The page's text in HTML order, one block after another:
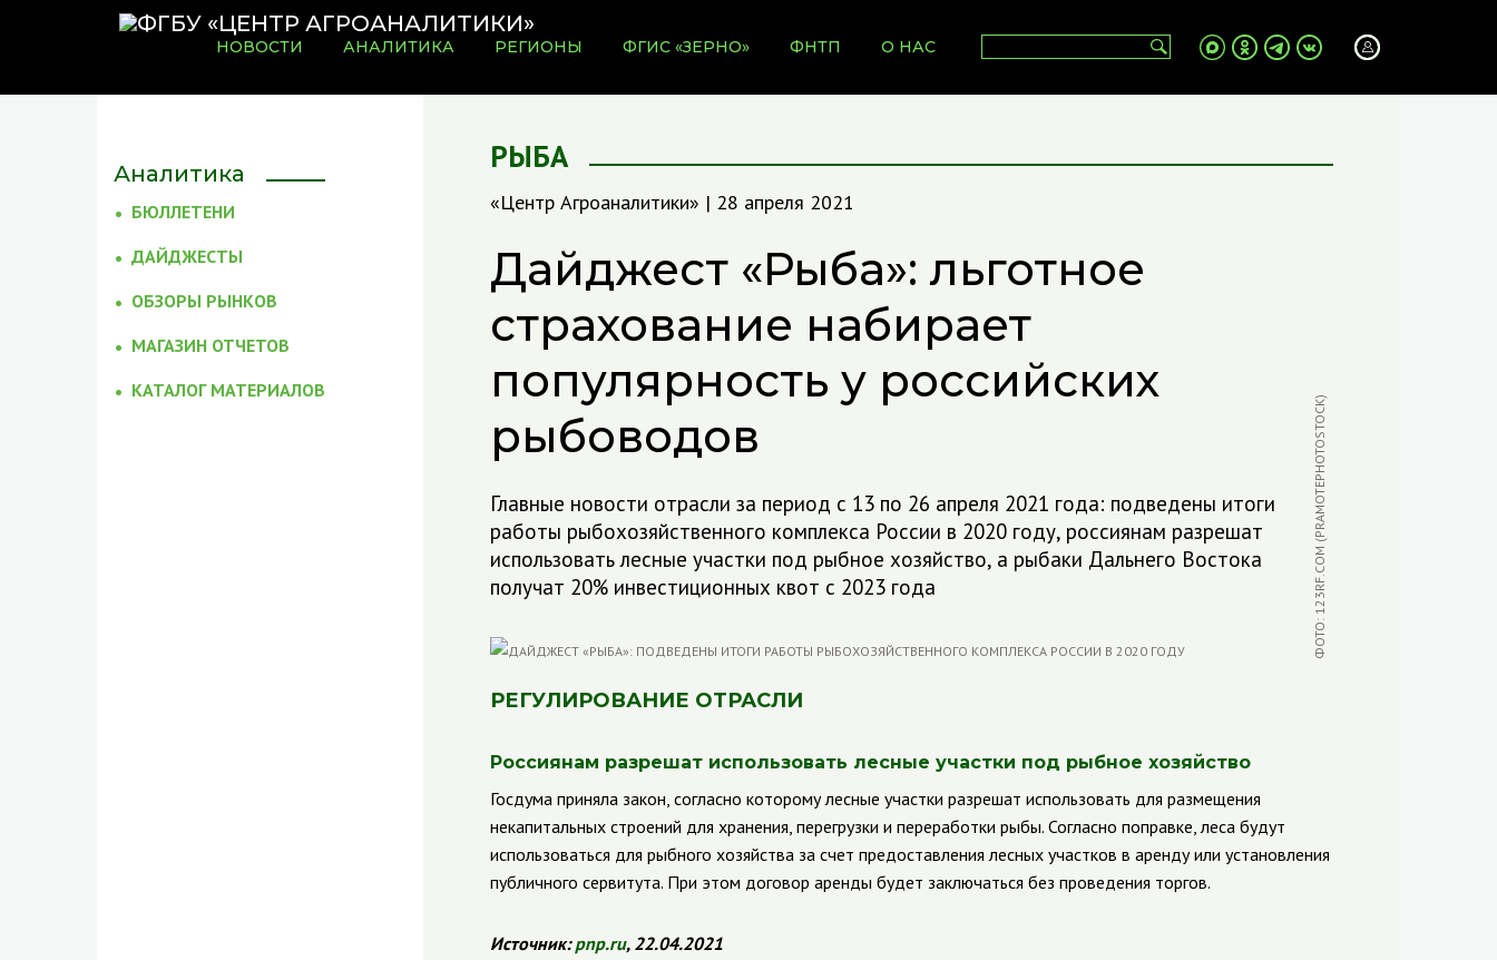
НОВОСТИ АНАЛИТИКА РЕГИОНЫ ФГИС «ЗЕРНО» ФНТП О НАС
Аналитика
БЮЛЛЕТЕНИ
ДАЙДЖЕСТЫ
ОБЗОРЫ РЫНКОВ
МАГАЗИН ОТЧЕТОВ
КАТАЛОГ МАТЕРИАЛОВ
РЫБА
«Центр Агроаналитики» | 28 апреля 2021
Дайджест «Рыба»: льготное
страхование набирает
популярность у российских
рыбоводов
Главные новости отрасли за период с 13 по 26 апреля 2021 года: подведены итоги
работы рыбохозяйственного комплекса России в 2020 году, россиянам разрешат
использовать лесные участки под рыбное хозяйство, а рыбаки Дальнего Востока
получат 20% инвестиционных квот с 2023 года
ФОТО: 123RF.COM (PRAMOTEPHOTOSTOCK)
РЕГУЛИРОВАНИЕ ОТРАСЛИ
Россиянам разрешат использовать лесные участки под рыбное хозяйство
Госдума приняла закон, согласно которому лесные участки разрешат использовать для размещения
некапитальных строений для хранения, перегрузки и переработки рыбы. Согласно поправке, леса будут
использоваться для рыбного хозяйства за счет предоставления лесных участков в аренду или установления
публичного сервитута. При этом договор аренды будет заключаться без проведения торгов.
Источник:pnp.ru, 22.04.2021